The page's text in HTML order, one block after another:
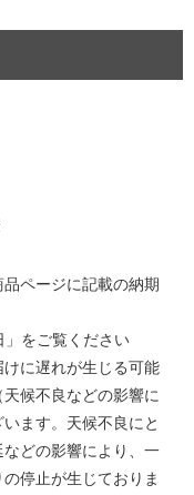
ページに記載の納期
をご覧ください
に遅れが生じる可能
候不良などの影響に
ます。天候不良にと
どの影響により、一
停止が生じておりま